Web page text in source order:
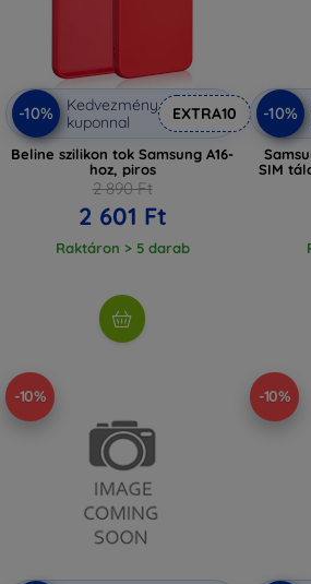
-10%
Kedvezmény
kuponnal
EXTRA10
Beline szilikon tok Samsung A16-
hoz, piros
2 890 Ft
2 601 Ft
Raktáron > 5 darab
-10%
SIM
-10% -10%